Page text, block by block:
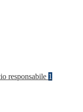
responsabile 1